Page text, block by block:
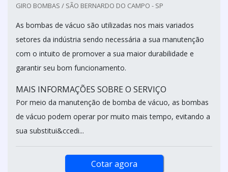
GIRO BOMBAS / SÃO BERNARDO DO CAMPO - SP
As bombas de vácuo são utilizadas nos mais variados
setores da indústria sendo necessária a sua manutenção
com o intuito de promover a sua maior durabilidade e
garantir seu bom funcionamento.
MAIS INFORMAÇÕES SOBRE O SERVIÇO
Por meio da manutenção de bomba de vácuo, as bombas
de vácuo podem operar por muito mais tempo, evitando a
sua substitui&ccedi...
Cotar agora